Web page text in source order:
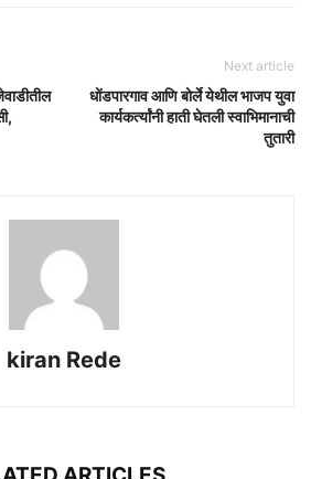
Next article
धोंडपारगाव आणि बोर्ले येथील भाजप युवा
कार्यकर्त्यांनी हाती घेतली स्वाभिमानाची
तुतारी
kiran Rede